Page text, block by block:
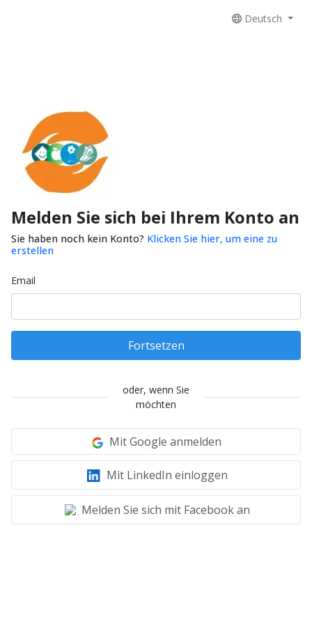
Deutsch
Melden Sie sich bei Ihrem Konto an
Sie haben noch kein Konto? Klicken Sie hier, um eine zu
erstellen
Email
Fortsetzen
oder, wenn Sie
möchten
Mit Google anmelden
Mit LinkedIn einloggen
Melden Sie sich mit Facebook an